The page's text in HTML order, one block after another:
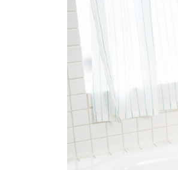
小学3年生
小学5年生
小学6年生
ニュース
ワーク・ドリル
幼稚園・保育園
小学校
科学・プログラミング
教育・学習
絵本・読み聞かせ
自由研究・工作
こそだて生活
ファッション・美容
行事・イベント
トラブル
親子でいっしょに
人間関係
こそだてマンガ